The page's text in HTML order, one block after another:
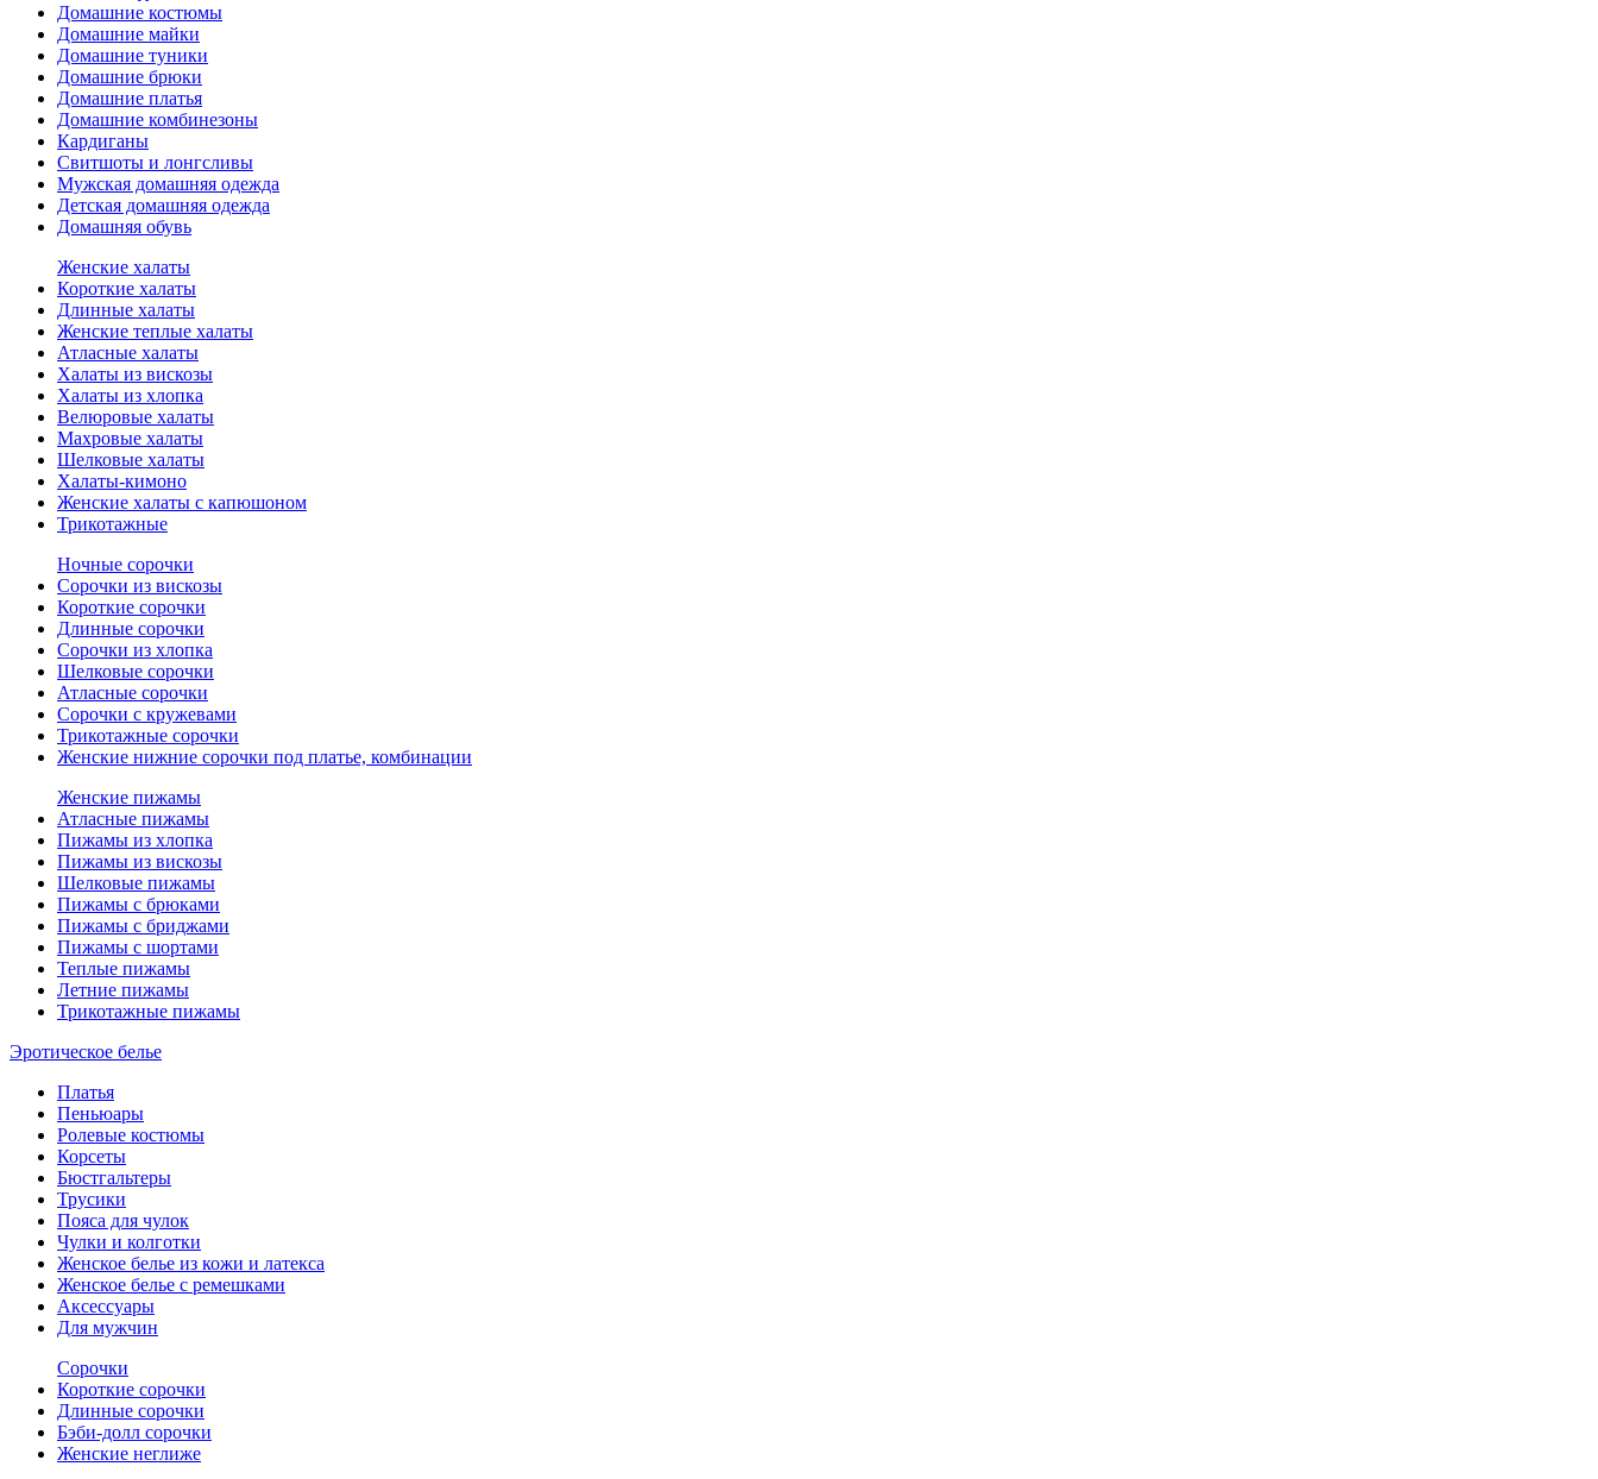
Домашние костюмы
Домашние майки
Домашние туники
Домашние брюки
Домашние платья
Домашние комбинезоны
Кардиганы
Свитшоты и лонгсливы
Мужская домашняя одежда
Детская домашняя одежда
Домашняя обувь
Женские халаты
Короткие халаты
Длинные халаты
Женские теплые халаты
Атласные халаты
Халаты из вискозы
Халаты из хлопка
Велюровые халаты
Махровые халаты
Шелковые халаты
Халаты-кимоно
Женские халаты с капюшоном
Трикотажные
Ночные сорочки
Сорочки из вискозы
Короткие сорочки
Длинные сорочки
Сорочки из хлопка
Шелковые сорочки
Атласные сорочки
Сорочки с кружевами
Трикотажные сорочки
Женские нижние сорочки под платье, комбинации
Женские пижамы
Атласные пижамы
Пижамы из хлопка
Пижамы из вискозы
Шелковые пижамы
Пижамы с брюками
Пижамы с бриджами
Пижамы с шортами
Теплые пижамы
Летние пижамы
Трикотажные пижамы
Эротическое белье
Платья
Пеньюары
Ролевые костюмы
Корсеты
Бюстгальтеры
Трусики
Пояса для чулок
Чулки и колготки
Женское белье из кожи и латекса
Женское белье с ремешками
Аксессуары
Для мужчин
Сорочки
Короткие сорочки
Длинные сорочки
Бэби-долл сорочки
Женские неглиже